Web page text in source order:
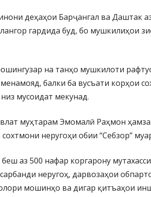
деҳаҳои Барҷангал ва Даштак
гардида буд, бо мушкилиҳои
на танҳо мушкилоти
балки ба вусъати корҳои
мусоидат мекунад.
муҳтарам Эмомалӣ Раҳмон
неругоҳи обии “Себзор”
аз 500 нафар коргарону
неругоҳ, дарвозаҳои
мошинҳо ва дигар қитъаҳои